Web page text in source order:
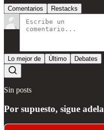
Comentarios Restacks
Lo mejor de Último Debates
Sin posts
Por supuesto, sigue